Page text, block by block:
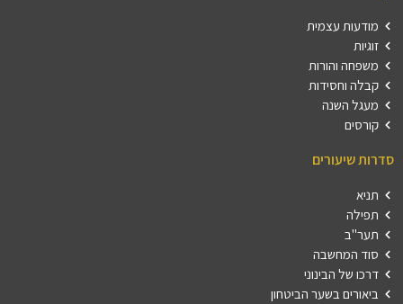
מודעות עצמית
זוגיות
משפחה והורות
קבלה וחסידות
מעגל השנה
קורסים
סדרות שיעורים
תניא
תפילה
תער"ב
סוד המחשבה
דרכו של הבינוני
ביאורים בשער הביטחון